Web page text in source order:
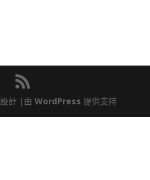
設計 |由WordPress 提供支持